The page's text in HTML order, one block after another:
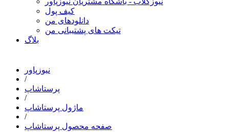
کیف پول
دانلودهای من
تیکت های پشتیبانی من
بلاگ
نیوزپاور
/
پرستاشاپ
/
ماژول پرستاشاپ
/
صفحه محصول پرستاشاپ